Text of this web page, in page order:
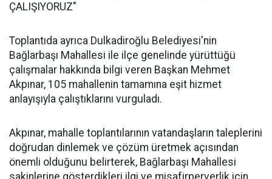
ÇALIŞIYORUZ"
Toplantıda ayrıca Dulkadiroğlu Belediyesi'nin
Bağlarbaşı Mahallesi ile ilçe genelinde yürüttüğü
çalışmalar hakkında bilgi veren Başkan Mehmet
Akpınar, 105 mahallenin tamamına eşit hizmet
anlayışıyla çalıştıklarını vurguladı.
Akpınar, mahalle toplantılarının vatandaşların taleplerini
doğrudan dinlemek ve çözüm üretmek açısından
önemli olduğunu belirterek, Bağlarbaşı Mahallesi